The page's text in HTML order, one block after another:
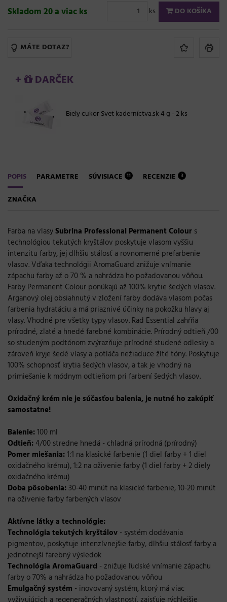
Skladom 20 a viac ks ks DO KOŠÍKA
MÁTE DOTAZ?
+ DARČEK
Biely cukor Svet kaderníctva.sk 4 g - 2 ks
POPIS PARAMETRE SÚVISIACE 11 RECENZIE 3
ZNAČKA
Farba na vlasySubrina Professional Permanent Colour s
technológiou tekutých kryštálov poskytuje vlasom vyššiu
intenzitu farby, jej dlhšiu stálosť a rovnomerné prefarbenie
vlasov. Vďaka technológii AromaGuard znižuje vnímanie
zápachu farby až o 70 % a nahrádza ho požadovanou vôňou.
Farby Permanent Colour ponúkajú až 100% krytie šedých vlasov.
Arganový olej obsiahnutý v zložení farby dodáva vlasom počas
farbenia hydratáciu a má priaznivé účinky na pokožku hlavy aj
vlasy. Vhodné pre všetky typy vlasov. Rad Essential zahŕňa
prírodné, zlaté a hnedé farebné kombinácie. Prírodný odtieň /00
so studeným podtónom zvýrazňuje prírodné studené odlesky a
zároveň kryje šedé vlasy a potláča nežiaduce žlté tóny. Poskytuje
100% schopnosť krytia šedých vlasov, a tak je vhodný na
primiešanie k módnym odtieňom pri farbení šedých vlasov.
Oxidačný krém nie je súčasťou balenia, je nutné ho zakúpiť
samostatne!
Balenie:100 ml
Odtieň:4/00 stredne hnedá - chladná prírodná (prírodný)
Pomer miešania:1:1 na klasické farbenie (1 diel farby + 1 diel
oxidačného krému), 1:2 na oživenie farby (1 diel farby + 2 diely
oxidačného krému)
Doba pôsobenia: 30-40 minút na klasické farbenie, 10-20 minút
na oživenie farby farbených vlasov
Aktívne látky a technológie:
Technológia tekutých kryštálov - systém dodávania
pigmentov, poskytuje intenzívnejšie farby, dlhšiu stálosť farby a
jednotnejší farebný výsledok
Technológia AromaGuard - znižuje ľudské vnímanie zápachu
farby o 70% a nahrádza ho požadovanou vôňou
Emulgačný systém - inovovaný systém, ktorý má viac